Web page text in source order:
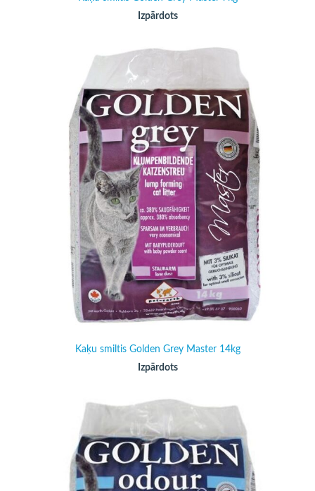
Izpārdots
Kaķu smiltis Golden Grey Master 14kg
Izpārdots